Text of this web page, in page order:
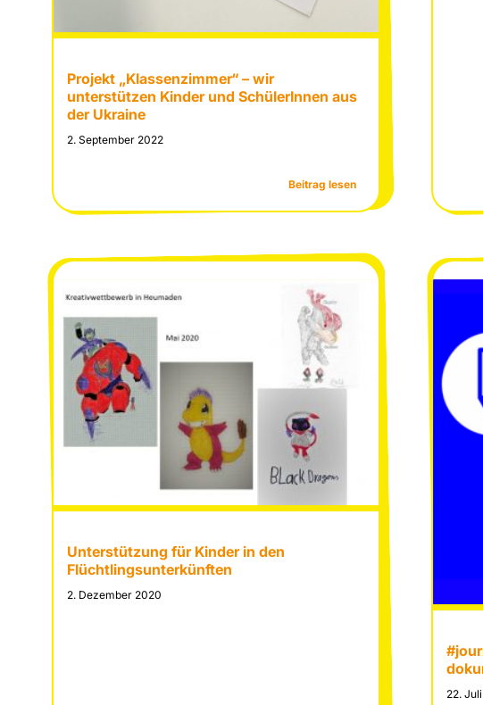
Projekt „Klassenzimmer“ – wir
unterstützen Kinder und SchülerInnen aus
der Ukraine
2. September 2022
Beitrag lesen:
Projekt
–
Kinder
SchülerInnen
Ukraine
Unterstützung für Kinder in den
Flüchtlingsunterkünften
2. Dezember 2020
22.